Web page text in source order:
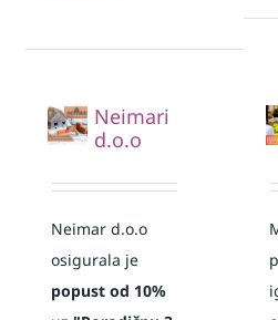
Neimari
d.o.o
Neimar d.o.o
osigurala je
popust od 10%